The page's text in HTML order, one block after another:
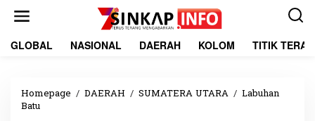
GLOBAL NASIONAL DAERAH KOLOM TITIK
Homepage / DAERAH / SUMATERA UTARA / Labuhan
Batu